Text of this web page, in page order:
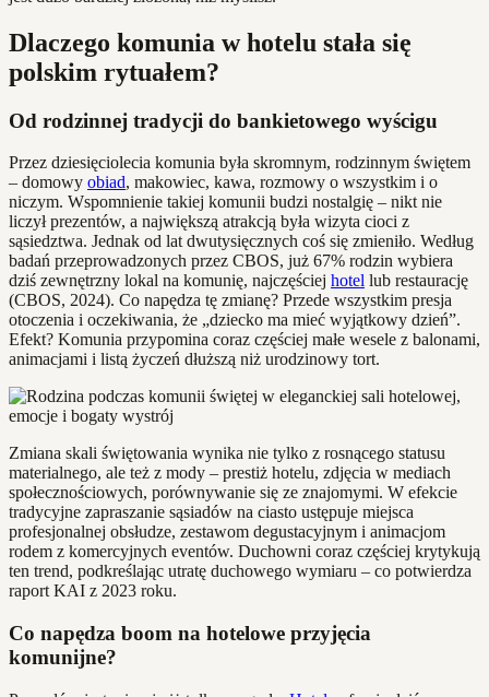
Dlaczego komunia w hotelu stała się
polskim rytuałem?
Od rodzinnej tradycji do bankietowego wyścigu
Przez dziesięciolecia komunia była skromnym, rodzinnym świętem
– domowy obiad, makowiec, kawa, rozmowy o wszystkim i o
niczym. Wspomnienie takiej komunii budzi nostalgię – nikt nie
liczył prezentów, a największą atrakcją była wizyta cioci z
sąsiedztwa. Jednak od lat dwutysięcznych coś się zmieniło. Według
badań przeprowadzonych przez CBOS, już 67% rodzin wybiera
dziś zewnętrzny lokal na komunię, najczęściej hotel lub restaurację
(CBOS, 2024). Co napędza tę zmianę? Przede wszystkim presja
otoczenia i oczekiwania, że „dziecko ma mieć wyjątkowy dzień”.
Efekt? Komunia przypomina coraz częściej małe wesele z balonami,
animacjami i listą życzeń dłuższą niż urodzinowy tort.
Zmiana skali świętowania wynika nie tylko z rosnącego statusu
materialnego, ale też z mody – prestiż hotelu, zdjęcia w mediach
społecznościowych, porównywanie się ze znajomymi. W efekcie
tradycyjne zapraszanie sąsiadów na ciasto ustępuje miejsca
profesjonalnej obsłudze, zestawom degustacyjnym i animacjom
rodem z komercyjnych eventów. Duchowni coraz częściej krytykują
ten trend, podkreślając utratę duchowego wymiaru – co potwierdza
raport KAI z 2023 roku.
Co napędza boom na hotelowe przyjęcia
komunijne?